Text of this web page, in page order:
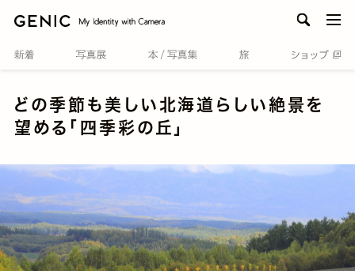
どの季節も美しい北海道らしい絶景を
望める「四季彩の丘」